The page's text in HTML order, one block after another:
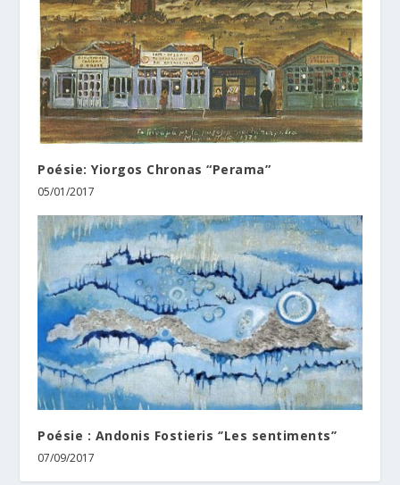
Poésie: Yiorgos Chronas “Perama”
05/01/2017
Poésie : Andonis Fostieris ‘’Les sentiments’’
07/09/2017